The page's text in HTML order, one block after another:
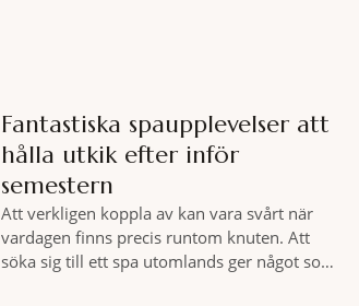
Fantastiska spaupplevelser att
hålla utkik efter inför
semestern
Att verkligen koppla av kan vara svårt när
vardagen finns precis runtom knuten. Att
söka sig till ett spa utomlands ger något som